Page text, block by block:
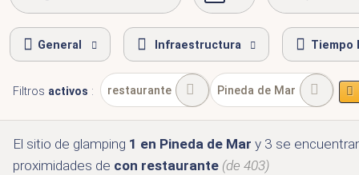
General Infraestructura Tiempo
Filtros activos : restaurante Pineda de Mar
El sitio de glamping 1 en Pineda de Mar y 3 se
proximidades de con restaurante (de 403)